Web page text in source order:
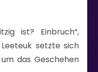
ist? Einbruch“,
setzte sich
das Geschehen